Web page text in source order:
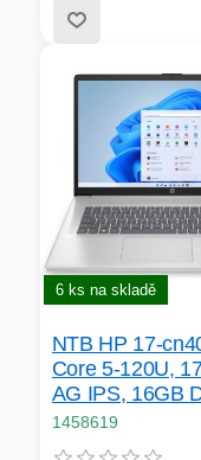
možnostmi úložiště
cenu, kterou oceníte.
6 ks na skladě
NTB HP 17-
Core 5-120U,
AG IPS, 16GB
SSD 512GB, Intel
1458619